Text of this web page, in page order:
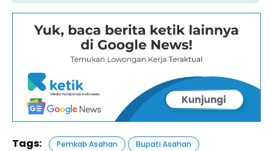
Tags: Pemkab Asahan
Bupati Asahan